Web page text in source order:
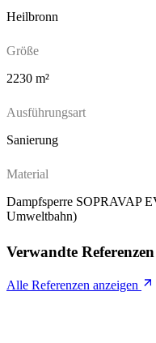
Heilbronn
Größe
2230 m²
Ausführungsart
Sanierung
Material
Dampfsperre SOPRAVAP
Umweltbahn)
Verwandte Referenzen
Alle Referenzen anzeigen
Verwenden Sie die